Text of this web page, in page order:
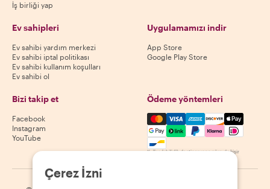
İş birliği yap
Ev sahipleri
Ev sahibi yardım merkezi
Ev sahibi iptal politikası
Ev sahibi kullanım koşulları
Ev sahibi ol
Uygulamamızı indir
App Store
Google Play Store
Bizi takip et
Facebook
Instagram
YouTube
Ödeme yöntemleri
Mastercard, Visa, Amex,
Kullanılabilirlik destinasyona göre değişir
Çerez İzni